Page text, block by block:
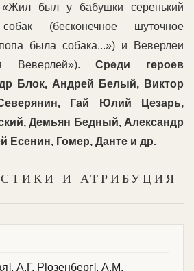
«Жил был у бабушки серенький
(бесконечное шуточное
была собака...») и Веверлеи
Веверлей»).Среди героев
Блок, Андрей Белый, Виктор
Гай Юлий Цезарь,
Демьян Бедный, Александр
Есенин, Гомер, Данте и др.
И АТРИБУЦИЯ
А.Г. Р[озенберг], А.М.